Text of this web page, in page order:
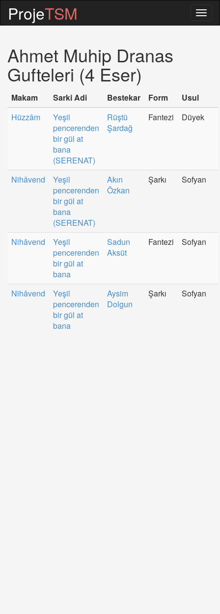
ProjeTSM
Ahmet Muhip Dranas
Gufteleri (4 Eser)
Makam Sarki Adi Bestekar Form
Usul
Hüzzâm
Yeşil
pencerenden
bir gül at
bana
(SERENAT)
Rüştü
Şardağ
Fantezi Düyek
Nihâvend
Yeşil
pencerenden
bir gül at
bana
(SERENAT)
Akın
Özkan
Şarkı Sofyan
Nihâvend
Yeşil
pencerenden
bir gül at
bana
Sadun
Aksüt
Fantezi Sofyan
Nihâvend
Yeşil
pencerenden
bir gül at
bana
Aysim
Dolgun
Şarkı Sofyan